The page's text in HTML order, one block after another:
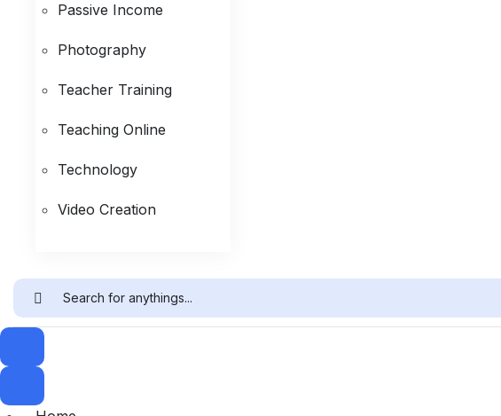
Passive Income
Photography
Teacher Training
Teaching Online
Technology
Video Creation